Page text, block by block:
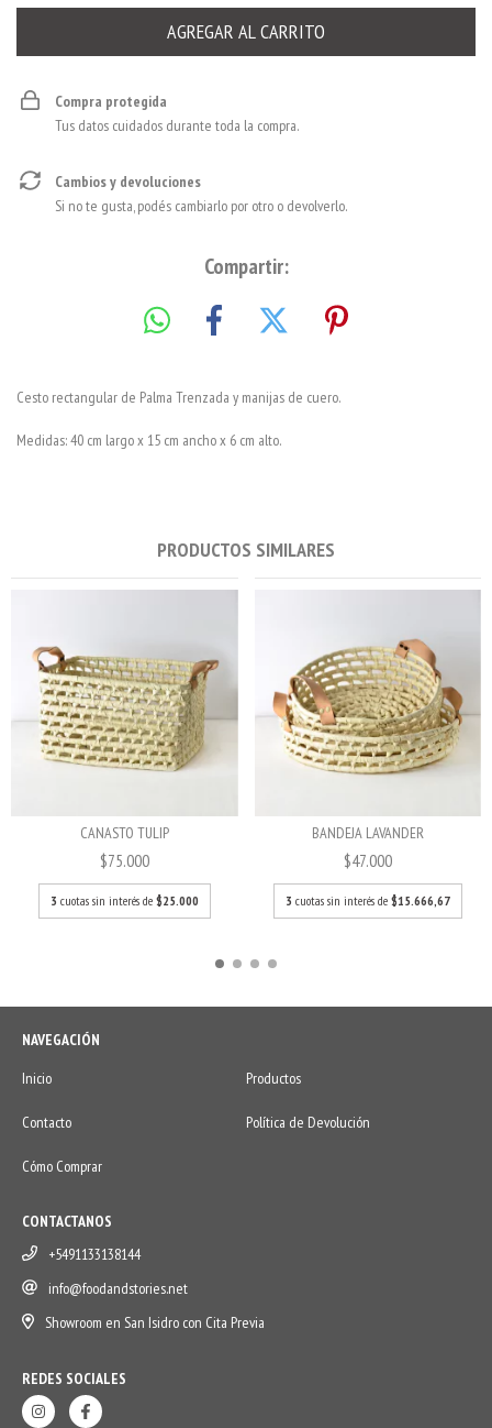
Compra protegida
Tus datos cuidados durante toda la compra.
Cambios y devoluciones
Si no te gusta, podés cambiarlo por otro o devolverlo.
Compartir:
Cesto rectangular de Palma Trenzada y manijas de cuero.
Medidas: 40 cm largo x 15 cm ancho x 6 cm alto.
PRODUCTOS SIMILARES
CANASTO TULIP
$75.000
3 cuotas sin interés de $25.000
BANDEJA LAVANDER
$47.000
3 cuotas sin interés de $15.666,67
NAVEGACIÓN
Inicio
Productos
Contacto Política de Devolución
Cómo Comprar
CONTACTANOS
+5491133138144
info@foodandstories.net
Showroom en San Isidro con Cita Previa
REDES SOCIALES